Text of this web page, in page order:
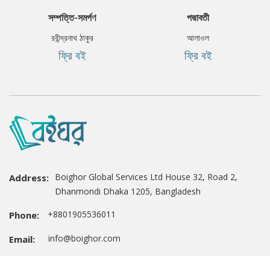
সম্পত্তি-সমর্পণ
রবীন্দ্রনাথ ঠাকুর
ফ্রি বই
পদ্মাবতী
আলাওল
ফ্রি বই
Address: Boighor Global Services Ltd House 32, Road 2,
Dhanmondi Dhaka 1205, Bangladesh
Phone: +8801905536011
Email: info@boighor.com